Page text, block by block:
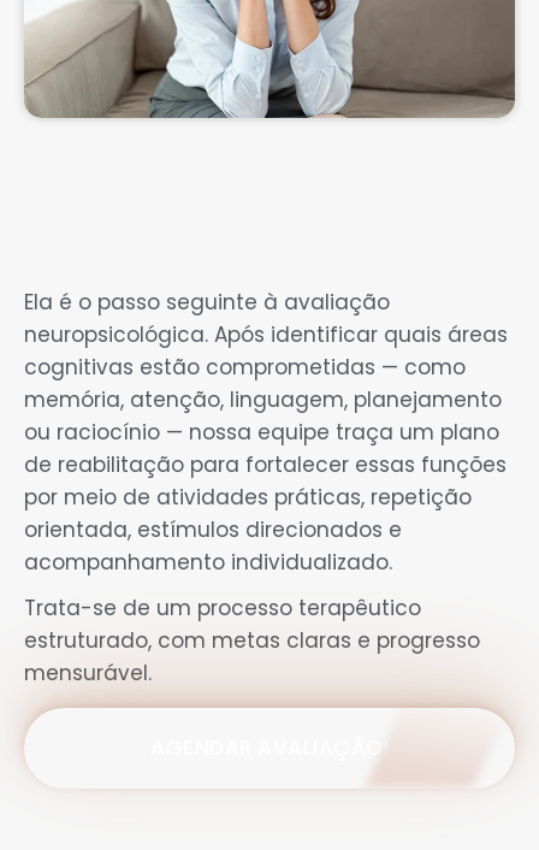
Ela é o passo seguinte à avaliação
neuropsicológica. Após identificar quais áreas
cognitivas estão comprometidas — como
memória, atenção, linguagem, planejamento
ou raciocínio — nossa equipe traça um plano
de reabilitação para fortalecer essas funções
por meio de atividades práticas, repetição
orientada, estímulos direcionados e
acompanhamento individualizado.
Trata-se de um processo terapêutico
estruturado, com metas claras e progresso
mensurável.